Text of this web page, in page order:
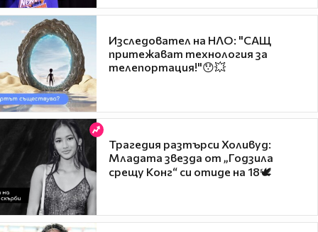
Изследовател на НЛО: "САЩ
притежават технология за
телепортация!"😯💥
Трагедия разтърси Холивуд:
Младата звезда от „Годзила
срещу Конг“ си отиде на 18🕊️